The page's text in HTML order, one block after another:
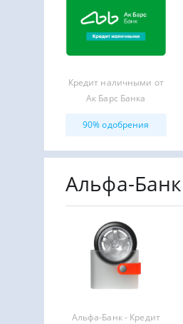
Кредит наличными от
Ак Барс Банка
90% одобрения
Альфа-
Альфа-Банк - Кредит